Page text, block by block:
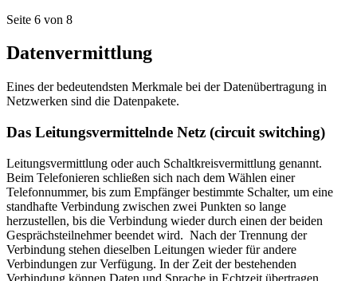
Seite 6 von 8
Datenvermittlung
Eines der bedeutendsten Merkmale bei der Datenübertragung in
Netzwerken sind die Datenpakete.
Das Leitungsvermittelnde Netz (circuit switching)
Leitungsvermittlung oder auch Schaltkreisvermittlung genannt.
Beim Telefonieren schließen sich nach dem Wählen einer
Telefonnummer, bis zum Empfänger bestimmte Schalter, um eine
standhafte Verbindung zwischen zwei Punkten so lange
herzustellen, bis die Verbindung wieder durch einen der beiden
Gesprächsteilnehmer beendet wird. Nach der Trennung der
Verbindung stehen dieselben Leitungen wieder für andere
Verbindungen zur Verfügung. In der Zeit der bestehenden
Verbindung können Daten und Sprache in Echtzeit übertragen